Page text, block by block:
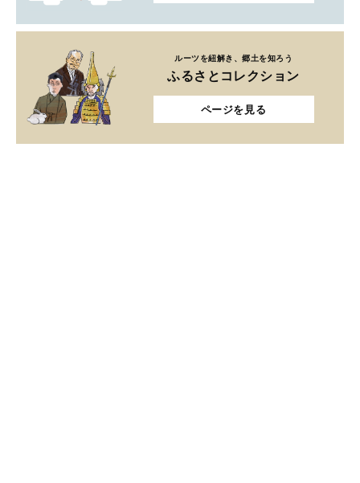
ルーツを紐解き、郷土を知ろう
ふるさとコレクション
ページを見る